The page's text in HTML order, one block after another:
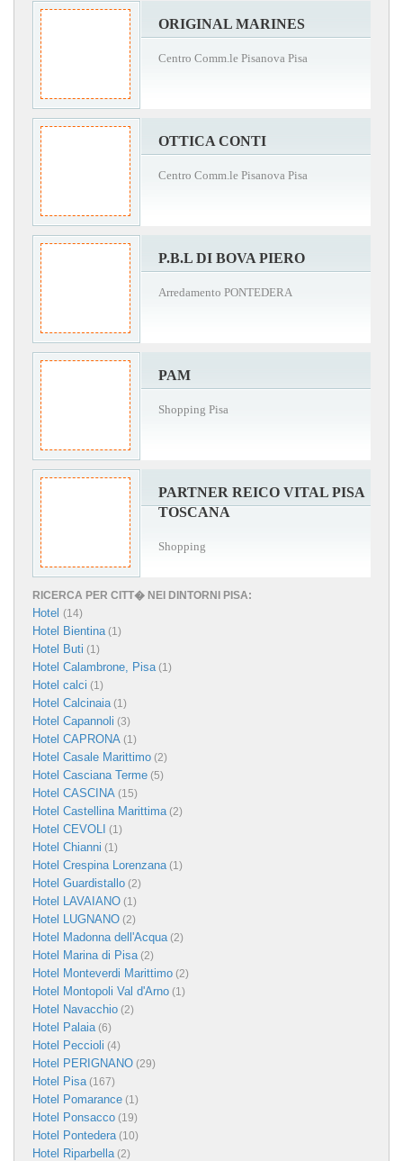
ORIGINAL MARINES
Centro Comm.le Pisanova Pisa
OTTICA CONTI
Centro Comm.le Pisanova Pisa
P.B.L DI BOVA PIERO
Arredamento PONTEDERA
PAM
Shopping Pisa
PARTNER REICO VITAL PISA
TOSCANA
Shopping
RICERCA PER CITT� NEI DINTORNI PISA:
Hotel (14)
Hotel Bientina(1)
Hotel Buti (1)
Hotel Calambrone, Pisa(1)
Hotel calci (1)
Hotel Calcinaia(1)
Hotel Capannoli (3)
Hotel CAPRONA (1)
Hotel Casale Marittimo (2)
Hotel Casciana Terme (5)
Hotel CASCINA (15)
Hotel Castellina Marittima(2)
Hotel CEVOLI (1)
Hotel Chianni (1)
Hotel Crespina Lorenzana(1)
Hotel Guardistallo (2)
Hotel LAVAIANO (1)
Hotel LUGNANO (2)
Hotel Madonna dell'Acqua(2)
Hotel Marina di Pisa(2)
Hotel Monteverdi Marittimo (2)
Hotel Montopoli Val d'Arno (1)
Hotel Navacchio (2)
Hotel Palaia(6)
Hotel Peccioli (4)
Hotel PERIGNANO (29)
Hotel Pisa(167)
Hotel Pomarance (1)
Hotel Ponsacco (19)
Hotel Pontedera(10)
Hotel Riparbella(2)